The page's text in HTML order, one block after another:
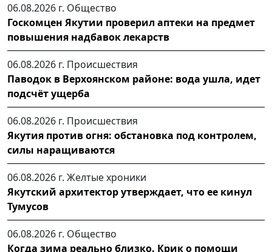
06.08.2026 г. Общество
Госкомцен Якутии проверил аптеки на предмет
повышения надбавок лекарств
06.08.2026 г. Происшествия
Паводок в Верхоянском районе: вода ушла, идет
подсчёт ущерба
06.08.2026 г. Происшествия
Якутия против огня: обстановка под контролем,
силы наращиваются
06.08.2026 г. Желтые хроники
Якутский архитектор утверждает, что ее кинул
Тумусов
06.08.2026 г. Общество
Когда зима реально близко. Крик о помощи